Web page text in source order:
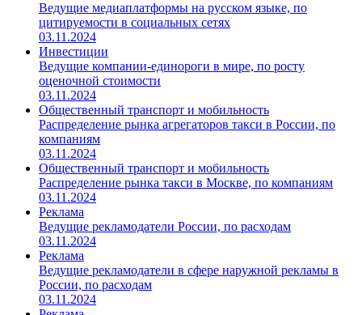
Ведущие медиаплатформы на русском языке, по
цитируемости в социальных сетях
03.11.2024
Инвестиции
Ведущие компании-единороги в мире, по росту
оценочной стоимости
03.11.2024
Общественный транспорт и мобильность
Распределение рынка агрегаторов такси в России, по
компаниям
03.11.2024
Общественный транспорт и мобильность
Распределение рынка такси в Москве, по компаниям
03.11.2024
Реклама
Ведущие рекламодатели России, по расходам
03.11.2024
Реклама
Ведущие рекламодатели в сфере наружной рекламы в
России, по расходам
03.11.2024